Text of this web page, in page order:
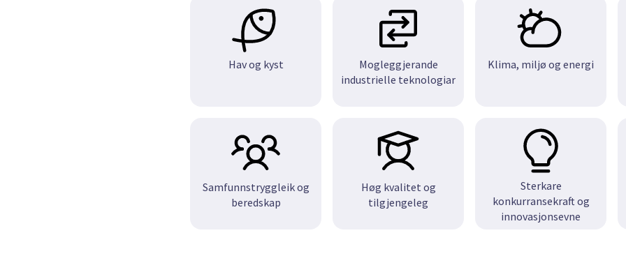
Hav og kyst
Mogleggjerande
industrielle teknologiar
Klima, miljø og energi
Samfunnstryggleik og
beredskap
Høg kvalitet og
tilgjengeleg
Sterkare
konkurransekraft og
innovasjonsevne